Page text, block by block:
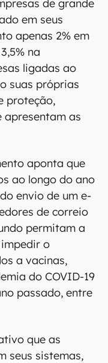
de grande
em seus
apenas 2% em
na
ligadas ao
suas próprias
proteção,
apresentam as
aponta que
ao longo do ano
envio de um e-
de correio
permitam a
o
a vacinas,
do COVID-19
passado, entre
que as
seus sistemas,